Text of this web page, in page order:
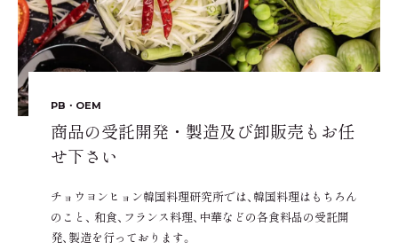
PB・OEM
商品の受託開発・製造及び卸販売もお任
せ下さい
チョウヨンヒョン韓国料理研究所では、韓国料理はもちろん
のこと、 和食、フランス料理、中華などの各食料品の受託開
発、製造を行っております。